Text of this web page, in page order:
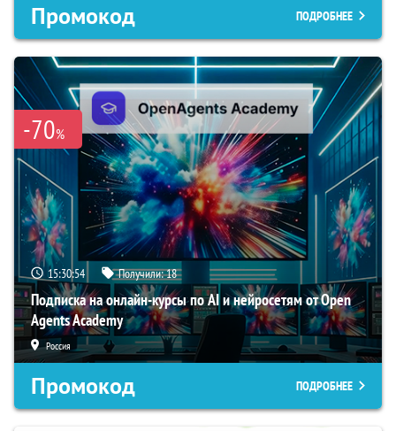
Промокод ПОДРОБНЕЕ
-70%
15:30:53 Получили:18
Подписка на онлайн-курсы по AI и нейросетям от Open
Agents Academy
Россия
Промокод ПОДРОБНЕЕ